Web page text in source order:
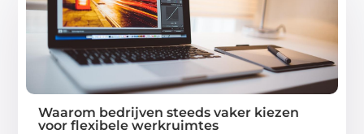
Waarom bedrijven steeds vaker kiezen
voor flexibele werkruimtes